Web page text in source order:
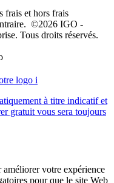
frais et hors frais
©2026 IGO -
Tous droits réservés.
logo i
à titre indicatif et
gratuit vous sera toujours
votre expérience
pour que le site Web